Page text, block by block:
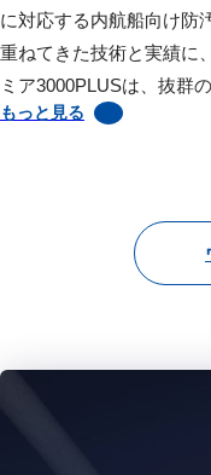
に対応する内航船向け防
重ねてきた技術と実績に
ミア3000PLUSは、抜群
もっと見る